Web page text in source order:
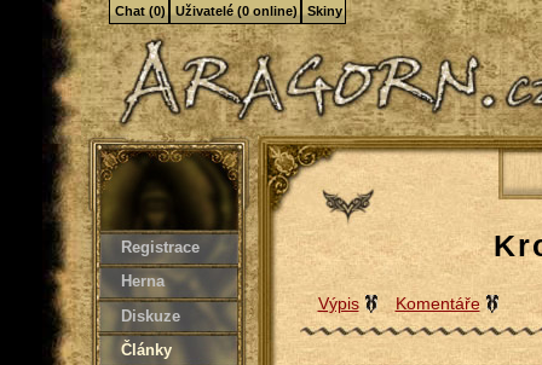
Registrace
Herna
Diskuze
Články
Výpis Komentáře
Chat (0) Uživatelé (0 online) Skiny